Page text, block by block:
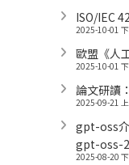
ISO/IEC
2025-10-01
歐盟《人
2025-10-01
論文研讀
2025-09-21
gpt-oss
gpt-oss-
2025-08-20